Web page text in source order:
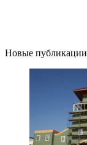
Новые публикации